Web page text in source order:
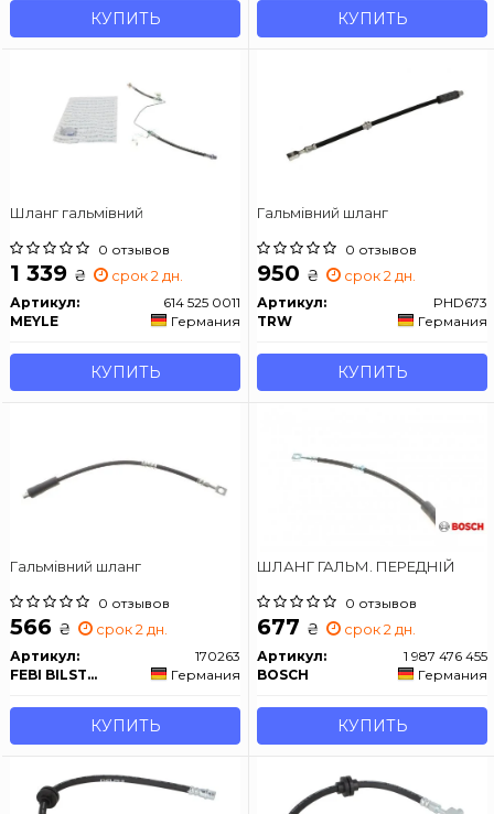
КУПИТЬ КУПИТЬ
Шланг гальмівний
0 отзывов
1 339 ₴ срок 2 дн.
Артикул:
614 525 0011
MEYLE
Германия
КУПИТЬ
Гальмівний шланг
0 отзывов
950 ₴ срок 2 дн.
Артикул:
PHD673
TRW
Германия
КУПИТЬ
Гальмівний шланг
0 отзывов
566 ₴ срок 2 дн.
Артикул:
170263
FEBI BILSTEIN
Германия
КУПИТЬ
ШЛАНГ ГАЛЬМ. ПЕРЕДНІЙ
0 отзывов
677 ₴ срок 2 дн.
Артикул:
1 987 476 455
BOSCH
Германия
КУПИТЬ